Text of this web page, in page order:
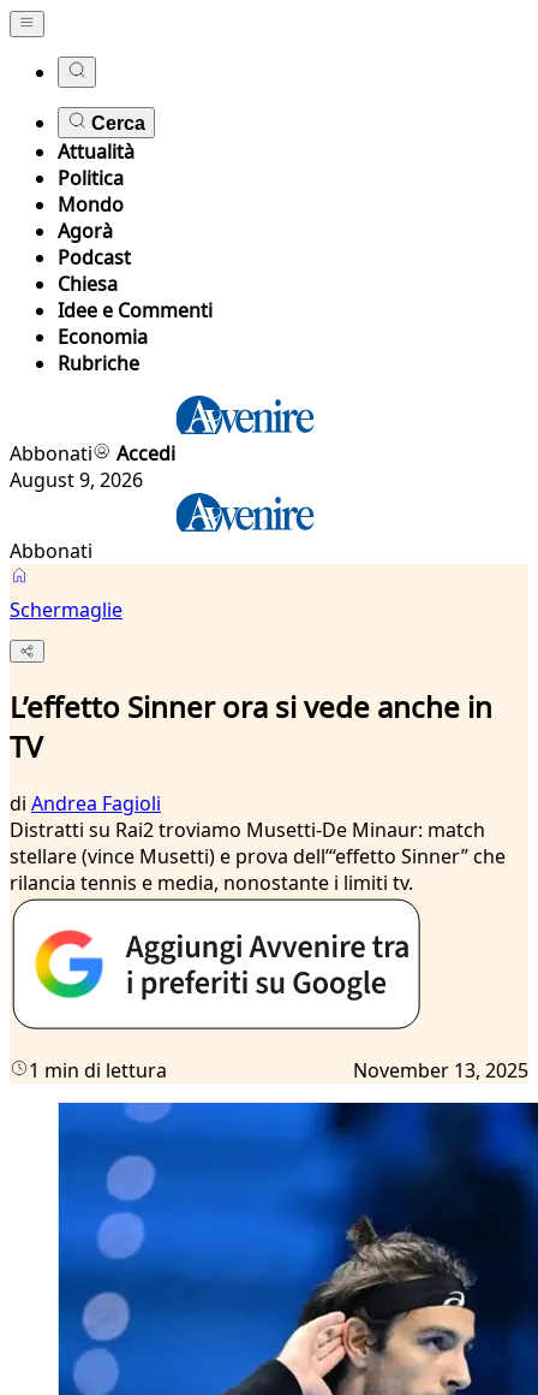
Cerca
Attualità
Politica
Mondo
Agorà
Podcast
Chiesa
Idee e Commenti
Economia
Rubriche
Abbonati
Accedi
August 9, 2026
Abbonati
Schermaglie
L’effetto Sinner ora si vede anche in
TV
di Andrea Fagioli
Distratti su Rai2 troviamo Musetti-De Minaur: match
stellare (vince Musetti) e prova dell’“effetto Sinner” che
rilancia tennis e media, nonostante i limiti tv.
1 min di lettura November 13, 2025